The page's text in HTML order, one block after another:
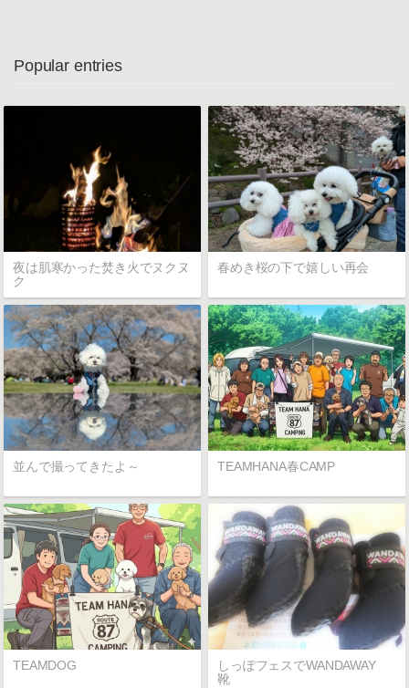
Popular entries
夜は肌寒かった焚き火でヌクヌ
ク
春めき桜の下で嬉しい再会
並んで撮ってきたよ～ TEAMHANA春CAMP
TEAMDOG
しっぽフェスでWANDAWAY
靴